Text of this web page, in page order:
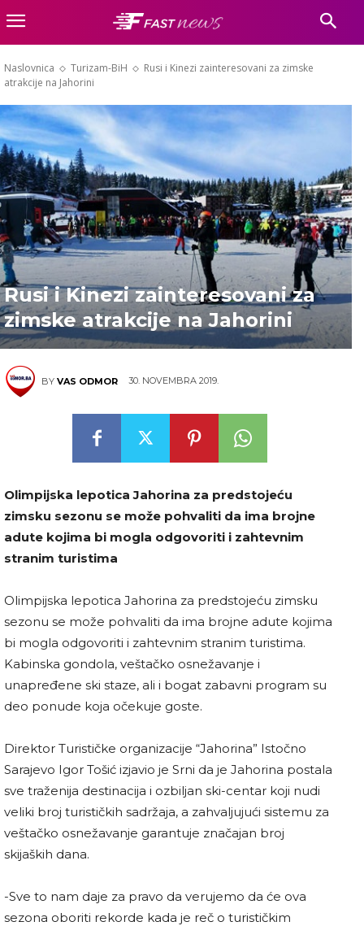
Naslovnica Turizam-BiH
Rusi i Kinezi zainteresovani za zimske
atrakcije na Jahorini
Rusi i Kinezi zainteresovani za
zimske atrakcije na Jahorini
BY VAS ODMOR 30. NOVEMBRA 2019.
Olimpijska lepotica Jahorina za predstojeću
zimsku sezonu se može pohvaliti da ima brojne
adute kojima bi mogla odgovoriti i zahtevnim
stranim turistima
Olimpijska lepotica Jahorina za predstojeću zimsku
sezonu se može pohvaliti da ima brojne adute kojima
bi mogla odgovoriti i zahtevnim stranim turistima.
Kabinska gondola, veštačko osnežavanje i
unapređene ski staze, ali i bogat zabavni program su
deo ponude koja očekuje goste.
Direktor Turističke organizacije “Jahorina” Istočno
Sarajevo Igor Tošić izjavio je Srni da je Jahorina postala
sve traženija destinacija i ozbiljan ski-centar koji nudi
veliki broj turističkih sadržaja, a zahvaljujući sistemu za
veštačko osnežavanje garantuje značajan broj
skijaških dana.
-Sve to nam daje za pravo da verujemo da će ova
sezona oboriti rekorde kada je reč o turističkim